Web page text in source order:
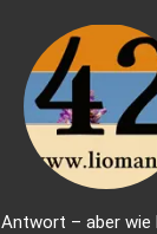
– aber wie